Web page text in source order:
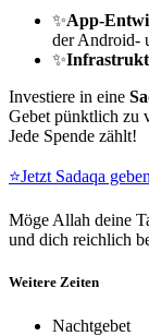
✨App-
der Android-
✨
Investiere in eine
Gebet pünktlich zu
Jede Spende zählt!
⭐Jetzt Sadaqa geben
Möge Allah deine
und dich reichlich
Weitere Zeiten
Nachtgebet